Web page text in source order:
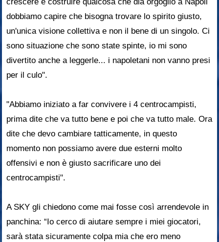
dobbiamo capire che bisogna trovare lo spirito giusto,
un'unica visione collettiva e non il bene di un singolo. Ci
sono situazione che sono state spinte, io mi sono
divertito anche a leggerle... i napoletani non vanno presi
per il culo".
"Abbiamo iniziato a far convivere i 4 centrocampisti,
prima dite che va tutto bene e poi che va tutto male. Ora
dite che devo cambiare tatticamente, in questo
momento non possiamo avere due esterni molto
offensivi e non è giusto sacrificare uno dei
centrocampisti".
A SKY gli chiedono come mai fosse così arrendevole in
panchina: “Io cerco di aiutare sempre i miei giocatori,
sarà stata sicuramente colpa mia che ero meno